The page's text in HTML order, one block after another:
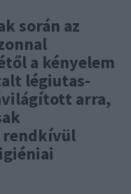
során az
a kényelem
légiutas-
arra,
rendkívül